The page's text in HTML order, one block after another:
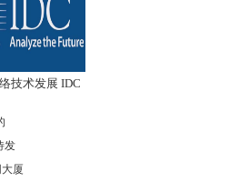
技术发展 IDC
发
厦